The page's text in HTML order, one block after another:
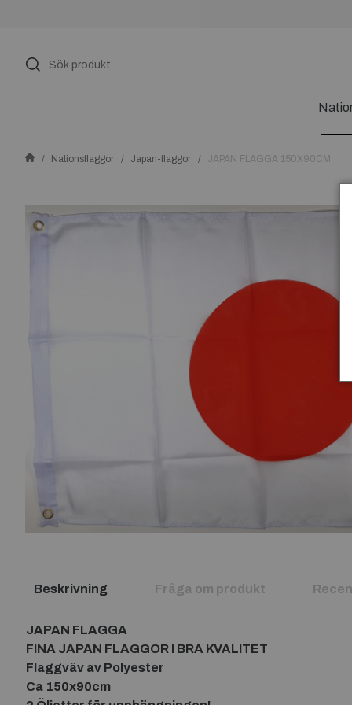
Nationsflaggor Japan-flaggor JAPAN FLAGGA 150X90CM
Beskrivning Fråga om produkt
JAPAN FLAGGA
FINA JAPAN FLAGGOR I BRA KVALITET
Flaggväv av Polyester
Ca 150x90cm